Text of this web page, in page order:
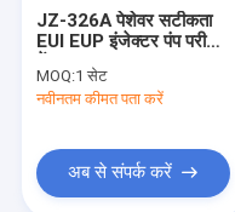
JZ-326A पेशेवर सटीकता
EUI EUP इंजेक्टर पंप परीक्षण
MOQ:1 सेट
नवीनतम कीमत पता करें
अब से संपर्क करें